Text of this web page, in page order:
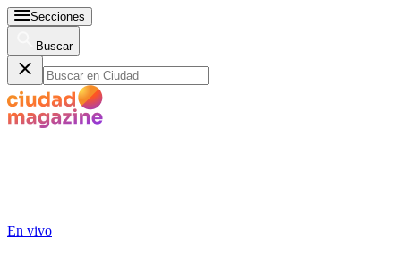
Secciones
Buscar
En vivo